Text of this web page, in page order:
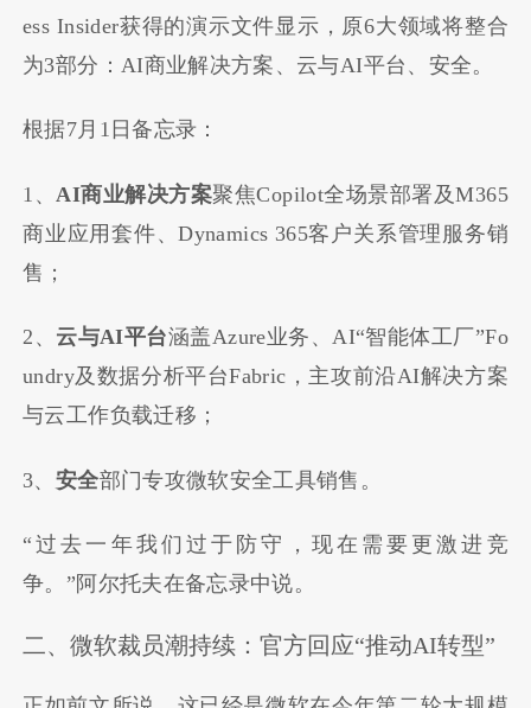
ess Insider获得的演示文件显示，原6大领域将整合
为3部分：AI商业解决方案、云与AI平台、安全。
根据7月1日备忘录：
1、 AI商业解决方案聚焦Copilot全场景部署及M365
商业应用套件、Dynamics 365客户关系管理服务销
售；
2、 云与AI平台涵盖Azure业务、AI“智能体工厂”Fo
undry及数据分析平台Fabric，主攻前沿AI解决方案
与云工作负载迁移；
3、 安全部门专攻微软安全工具销售。
“过去一年我们过于防守，现在需要更激进竞
争。”阿尔托夫在备忘录中说。
二、微软裁员潮持续：官方回应“推动AI转型”